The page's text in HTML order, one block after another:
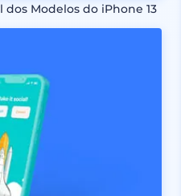
Modelos do iPhone 13